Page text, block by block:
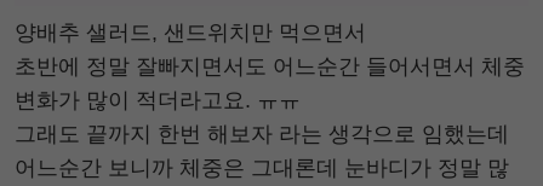
양배추 샐러드, 샌드위치만 먹으면서
초반에 정말 잘빠지면서도 어느순간 들어서면서 체중
변화가 많이 적더라고요. ㅠㅠ
그래도 끝까지 한번 해보자 라는 생각으로 임했는데
어느순간 보니까 체중은 그대론데 눈바디가 정말 많